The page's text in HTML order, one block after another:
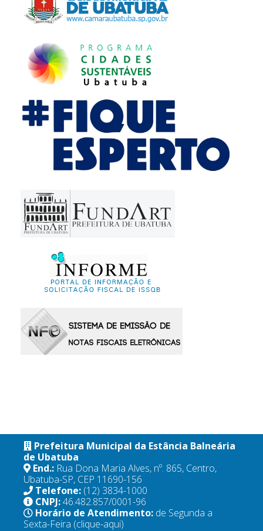
Prefeitura Municipal da Estância Balneária
de Ubatuba
End.: Rua Dona Maria Alves, nº. 865, Centro,
Ubatuba-SP, CEP 11690-156
Telefone: (12) 3834-1000
CNPJ:46.482.857/0001-96
Horário de Atendimento: de Segunda a
Sexta-Feira (clique-aqui)